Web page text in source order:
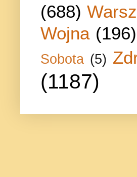
(688)
Wojna (196)
Sobota (5)
(1187)